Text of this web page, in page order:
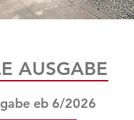
AUSGABE
eb 6/2026